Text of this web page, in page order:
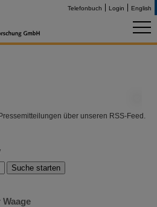
Telefonbuch Login English
über unseren RSS-Feed.